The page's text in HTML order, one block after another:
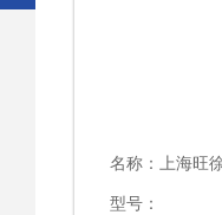
名称： 上海旺徐WJB
型号：